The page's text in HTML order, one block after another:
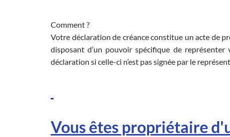
Comment ?
Votre déclaration de créance constitue un acte de
disposant d’un pouvoir spécifique de
déclaration si celle-ci n’est pas signée par le
Vous êtes propriétaire